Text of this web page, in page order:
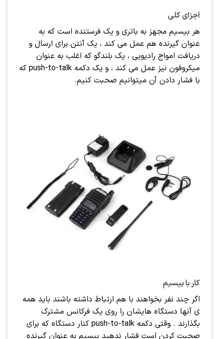
اجزای کلی
هر بیسیم مجهز به باتری و یک فرستنده است که به
عنوان گیرنده هم عمل می کند ، یک آنتن برای ارسال و
دریافت امواج رادیویی ، یک بلندگو که اغلب به عنوان
میکروفون نیز عمل می کند ، و یک دکمه push-to-talk که
با فشار دادن آن میتوانیم صحبت کنیم.
کار با بیسیم
اگر چند نفر بخواهند با هم ارتباط داشته باشند باید همه
ی آنها دستگاه هایشان را روی یک فرکانس مشترک
بگذارند . وقتی دکمه push-to-talk کنار دستگاه که برای
صحبت کردن است فشار ندهید بیسیم به عنوان گیرنده